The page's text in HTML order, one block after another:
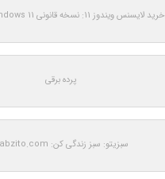
خرید لایسنس ویندوز 11: نسخه قانونی Windows 11 اورجینال
پرده برقی
سبزیتو: سبز زندگی کن: Sabzito.com